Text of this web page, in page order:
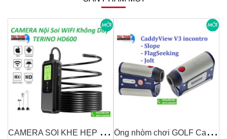
C
AMERA SOI KHE HẸP , NỘI SOI MÁY ,BUỒNG ĐỐT WIFI KHÔNG DÂY TERINO HD600 Ố
ng nhòm chơi GOLF CaddyView V3 incontr